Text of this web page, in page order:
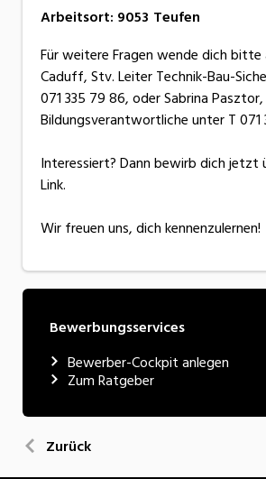
Arbeitsort: 9053 Teufen
Für weitere Fragen wende dich bitte
Caduff, Stv. Leiter Technik-Bau-
071 335 79 86, oder Sabrina Pasztor,
Bildungsverantwortliche unter T 071
Interessiert? Dann bewirb dich jetzt
Link.
Wir freuen uns, dich kennenzulernen!
Bewerbungsservices
Bewerber-Cockpit anlegen
Zum Ratgeber
Zurück